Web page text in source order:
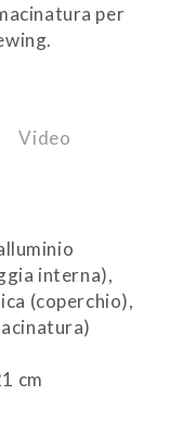
per
Video
interna),
(coperchio),
cm